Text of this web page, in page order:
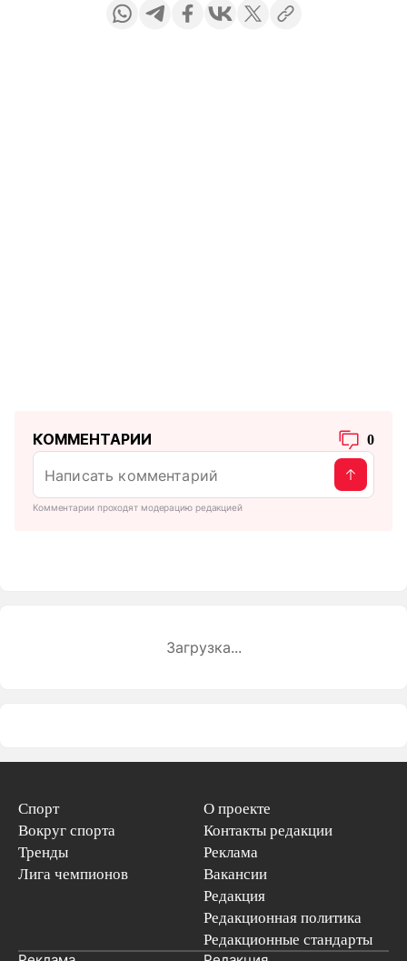
КОММЕНТАРИИ 0
Комментарии проходят модерацию редакцией
Загрузка...
Спорт
Вокруг спорта
Тренды
Лига чемпионов
О проекте
Контакты редакции
Реклама
Вакансии
Редакция
Редакционная политика
Редакционные стандарты